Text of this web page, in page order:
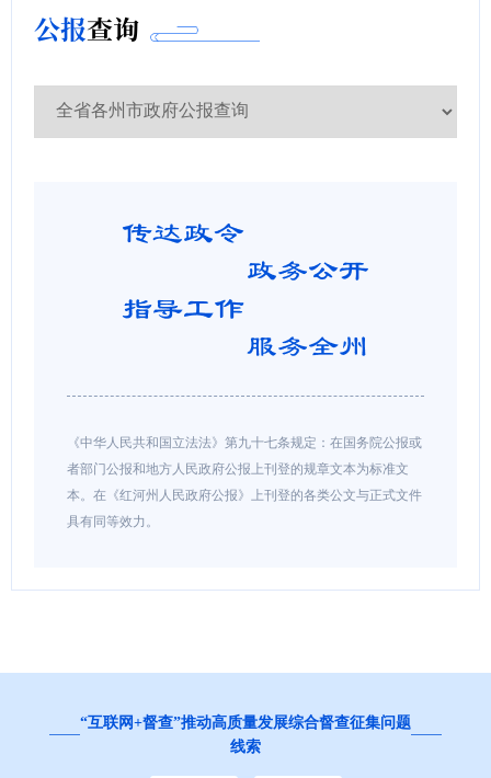
公报查询
《中华人民共和国立法法》第九十七条规定：在国务院公报或
者部门公报和地方人民政府公报上刊登的规章文本为标准文
本。在《红河州人民政府公报》上刊登的各类公文与正式文件
具有同等效力。
“互联网+督查”推动高质量发展综合督查征集问题
线索